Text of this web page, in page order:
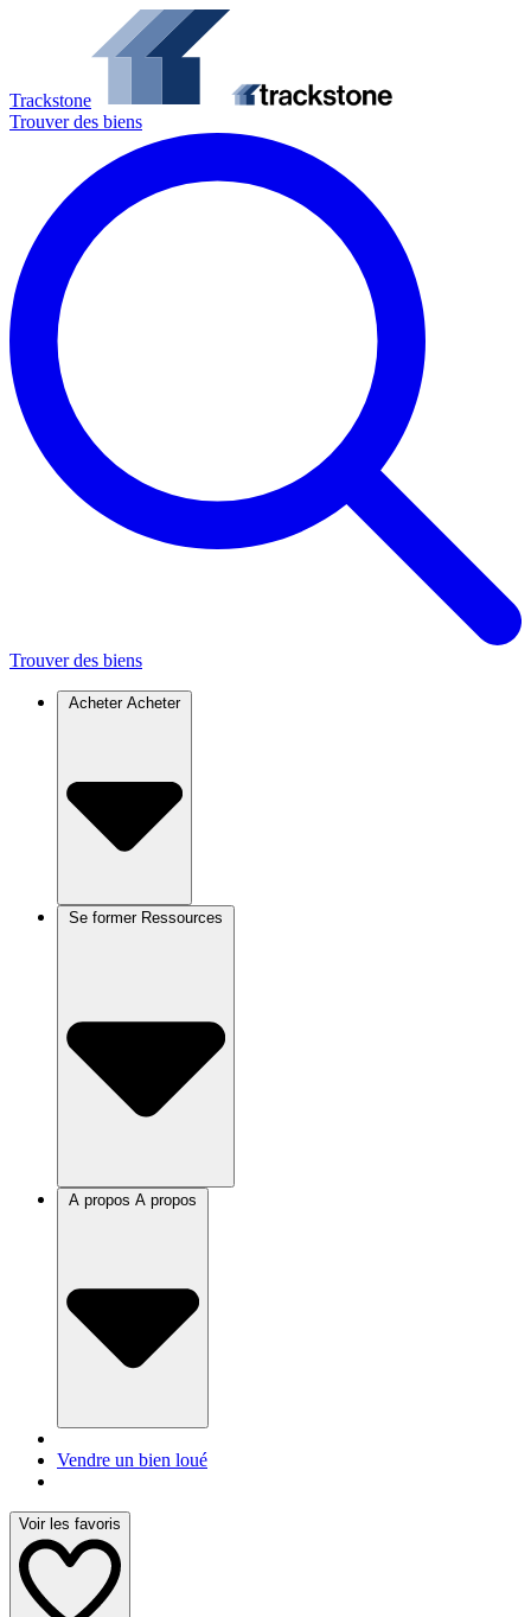
Trackstone
Trouver des biens
Trouver des biens
Acheter Acheter
Se former
A propos
Vendre un bien loué
Voir les favoris